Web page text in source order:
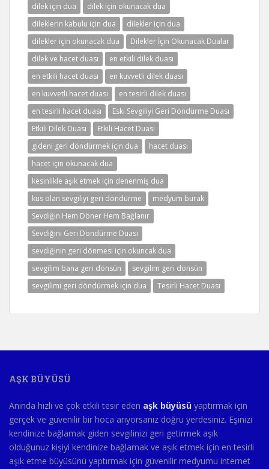
dilek için dua
dilek için okunacak dua
dileklerin kabulu için dua
dilekler için dua
dilekler için okunacak dua
Dilekler İçin Okunacak Dualar
dilek ve hacet duası
en etkili dilek duası
en etkili hacet duası
en kuvvetli dilek duası
en kuvvetli hacet duası
en tesirli dilek duası
en tesirli hacet duası
Eski Sevgiliyi Geri Döndürme Duası
Etkili Dilek Duası
Etkili Hacet Duası
gideni geri döndürmek için dua
hacet duası
hacet için okunacak dua
kesinlikle aşık etmek için denenmiş dua
küs olan sevgiliyi geri döndürme
medyum burak
Sevdiğin Hem Döner Hem Bağlanır
Sevdiğini Geri Döndürme Duası
sevdiğinin geri dönmesi için okuncak dua
sevgilim bana geri dönsün
sevgilim geri dönsün
sevgilimi geri döndürmek için dua
Tesirli Hacet Duası
AŞK BÜYÜSÜ
Anında hızlı ve çok etkili tesir eden aşk büyüsü yaptırmak için
gerçek ve güvenilir bir hoca arıyorsanız doğru yerdesiniz. Eşinizi
kendinize bağlamak giden sevgilinizi geri getirmek aşık
olduğunuz kişiyi kendinize bağlamak ve aşık etmek için en tesirli
aşık etme büyüsünü yaptırmak için güvenilir medyumu internet